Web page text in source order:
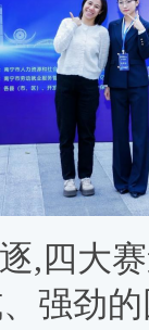
,四大
强劲